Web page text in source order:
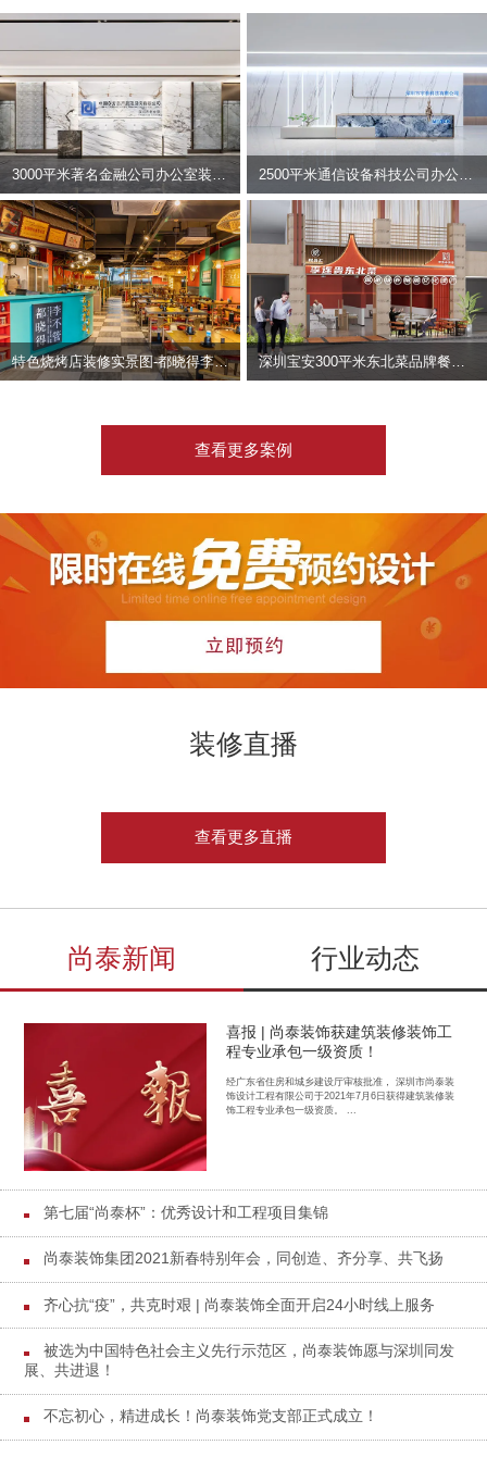
2500平米通信设备科技公司办公室设计 | 宇泰科技
特色烧烤店装修实景图-都晓得李不管
查看更多案例
装修直播
查看更多直播
尚泰新闻 行业动态
喜报 | 尚泰装饰获建筑装修装饰工
程专业承包一级资质！
经广东省住房和城乡建设厅审核批准， 深圳市尚泰装
饰设计工程有限公司于2021年7月6日获得建筑装修装
饰工程专业承包一级资质。 ...
第七届“尚泰杯”：优秀设计和工程项目集锦
尚泰装饰集团2021新春特别年会，同创造、齐分享、共飞扬
齐心抗“疫”，共克时艰 | 尚泰装饰全面开启24小时线上服务
被选为中国特色社会主义先行示范区，尚泰装饰愿与深圳同发
展、共进退！
不忘初心，精进成长！尚泰装饰党支部正式成立！